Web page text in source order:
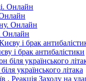
Онлайн
і брак антибалістики
українського літака